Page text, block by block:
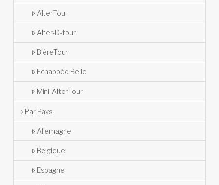
AlterTour
Alter-D-tour
BièreTour
Echappée Belle
Mini-AlterTour
Par Pays
Allemagne
Belgique
Espagne